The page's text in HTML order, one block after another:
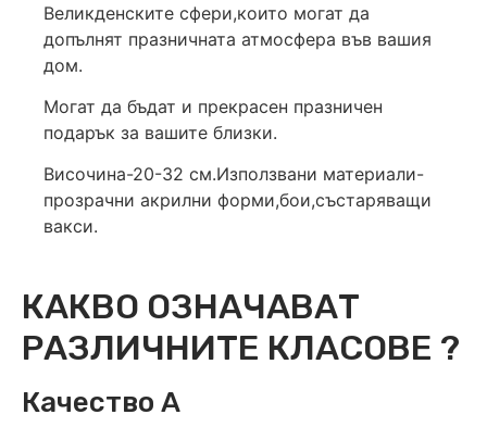
Великденските сфери,които могат да
допълнят празничната атмосфера във вашия
дом.
Могат да бъдат и прекрасен празничен
подарък за вашите близки.
Височина-20-32 см.Използвани материали-
прозрачни акрилни форми,бои,състаряващи
вакси.
КАКВО ОЗНАЧАВАТ
РАЗЛИЧНИТЕ КЛАСОВЕ ?
Качество А